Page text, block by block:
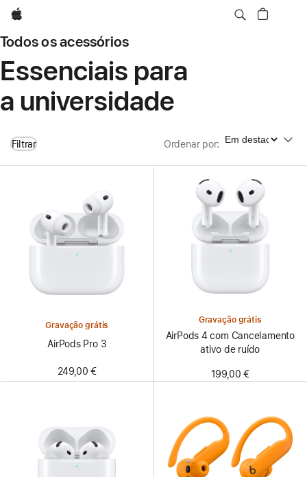
Apple
Todos os acessórios
Essenciais para
a universidade
Filtrar Ordenar por: Ordenar por
Gravação grátis
AirPods Pro 3
249,00 €
Gravação grátis
AirPods 4 com Cancelamento
ativo de ruído
199,00 €